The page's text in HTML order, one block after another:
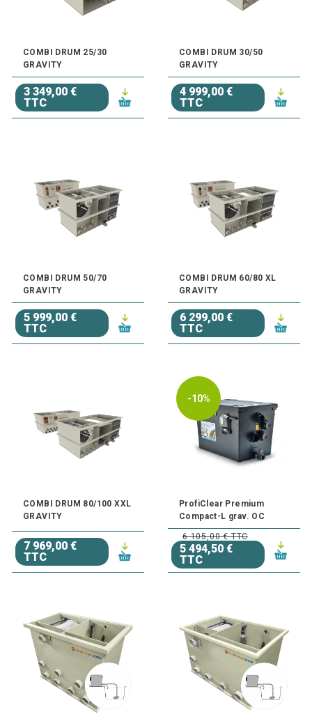
COMBI DRUM 25/30
GRAVITY
3 349,00 €
TTC
COMBI DRUM 30/50
GRAVITY
4 999,00 €
TTC
COMBI DRUM 50/70
GRAVITY
5 999,00 €
TTC
COMBI DRUM 60/80 XL
GRAVITY
6 299,00 €
TTC
COMBI DRUM 80/100 XXL
GRAVITY
7 969,00 €
TTC
-10%
ProfiClear Premium
Compact-L grav. OC
6 105,00 € TTC
5 494,50 €
TTC